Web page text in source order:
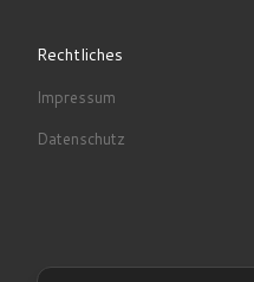
Rechtliches
Impressum
Datenschutz